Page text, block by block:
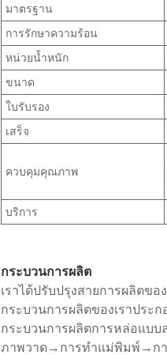
มาตรฐาน
การรักษาความร้อน
หน่วยน้ำหนัก
ขนาด
ใบรับรอง
เสร็จ
ควบคุมคุณภาพ
บริการ
กระบวนการผลิต
เราได้ปรับปรุงสายการผลิตข
กระบวนการผลิตของเราประ
กระบวนการผลิตการหล่อแบบ
ภาพวาด→การทำแม่พิมพ์→กา